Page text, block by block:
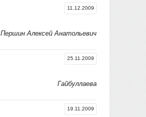
11.12.2009
Першин Алексей Анатольевич
25.11.2009
Гайбуллаева
19.11.2009